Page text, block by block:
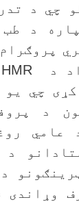
د
د طب
د
IIHMR
چي یو
د
د
د